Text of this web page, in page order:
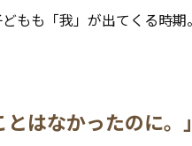
もも「我」が出てくる時
とはなかったのに